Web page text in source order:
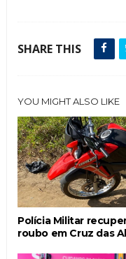
SHARE THIS
YOU MIGHT ALSO LIKE
Polícia Militar
roubo em Cruz das